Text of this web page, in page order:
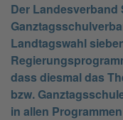
Der Landesverband
Landtagswahl
dass diesmal das
bzw.
in allen